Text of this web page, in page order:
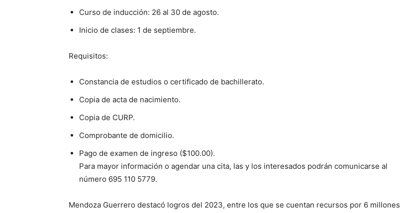
Curso de inducción: 26 al 30 de agosto.
Inicio de clases: 1 de septiembre.
Requisitos:
Constancia de estudios o certificado de bachillerato.
Copia de acta de nacimiento.
Copia de CURP.
Comprobante de domicilio.
Pago de examen de ingreso ($100.00).
Para mayor información o agendar una cita, las y los interesados podrán comunicarse al
número 695 110 5779.
Mendoza Guerrero destacó logros del 2023, entre los que se cuentan recursos por 6 millones